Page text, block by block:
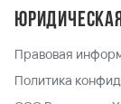
Правовая
Политика